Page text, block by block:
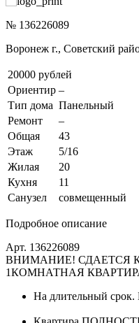
№ 136226089
Воронеж г., Советский
20000 рублей
Ориентир –
Тип дома Панельный
Ремонт
–
Общая
43
Этаж
5/16
Жилая
20
Кухня
11
Санузел
совмещенный
Подробное описание
Арт. 136226089
ВНИМАНИЕ! СДАЕТСЯ
1КОМНАТНАЯ
На длительный